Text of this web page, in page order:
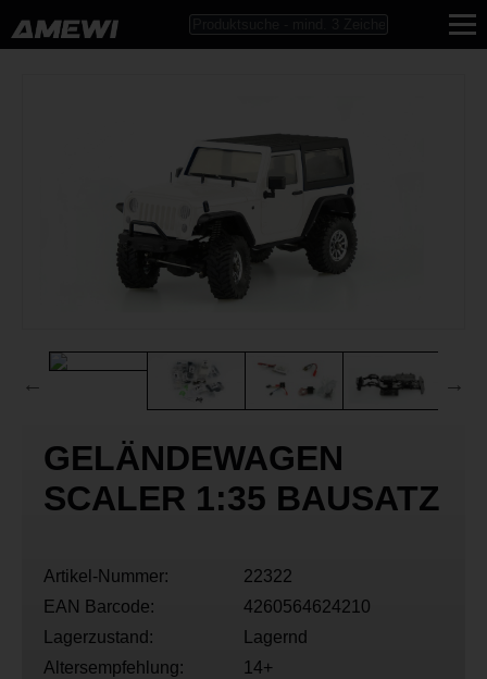
GELÄNDEWAGEN
SCALER 1:35 BAUSATZ
Artikel-Nummer:
22322
EAN Barcode:
4260564624210
Lagerzustand:
Lagernd
Altersempfehlung:
14+